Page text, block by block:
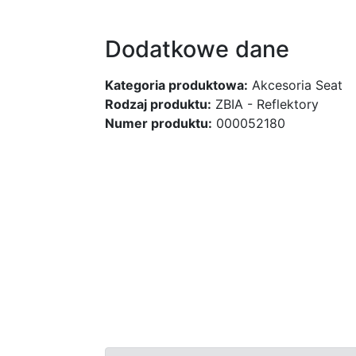
Dodatkowe dane
Kategoria produktowa: Akcesoria Seat
Rodzaj produktu: ZBIA - Reflektory
Numer produktu: 000052180